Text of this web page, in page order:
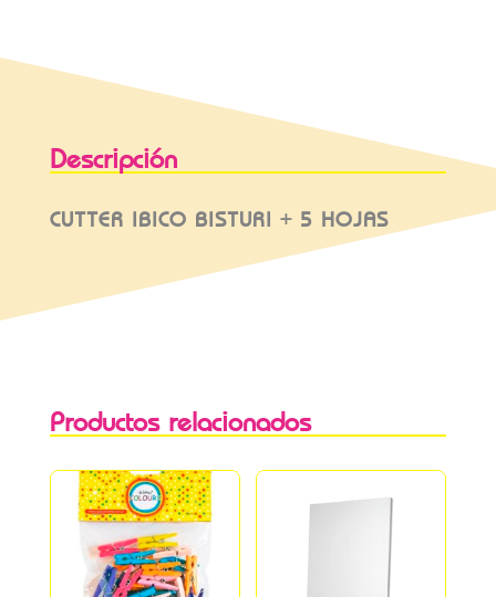
Descripción
CUTTER IBICO BISTURI + 5 HOJAS
Productos relacionados